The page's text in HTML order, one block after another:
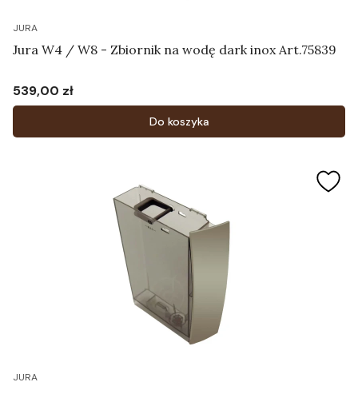
JURA
Jura W4 / W8 - Zbiornik na wodę dark inox Art.75839
Cena
539,00 zł
Do koszyka
JURA